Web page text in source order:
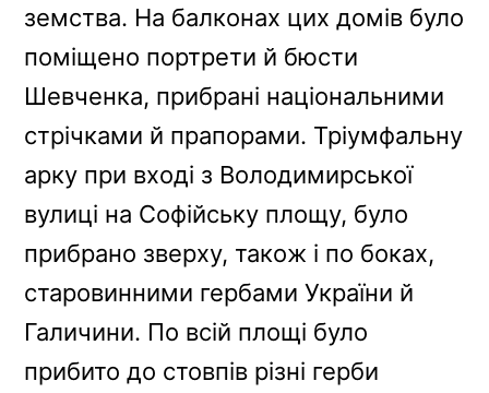
земства. На балконах цих домів було
поміщено портрети й бюсти
Шевченка, прибрані національними
стрічками й прапорами. Тріумфальну
арку при вході з Володимирської
вулиці на Софійську площу, було
прибрано зверху, також і по боках,
старовинними гербами України й
Галичини. По всій площі було
прибито до стовпів різні герби